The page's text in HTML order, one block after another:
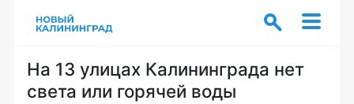
На 13 улицах Калининграда нет
света или горячей воды